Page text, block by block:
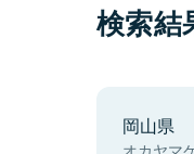
検索結
岡山県